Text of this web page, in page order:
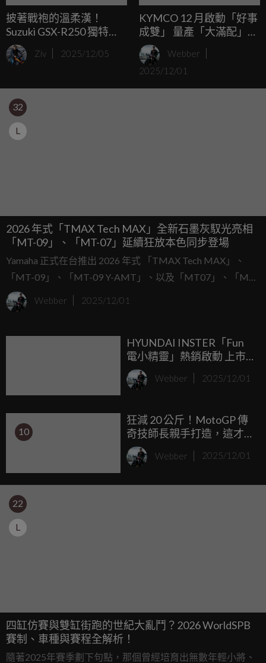
披著戰袍的溫柔漢！
Suzuki GSX-R250 獨特
「雙喉化油器」配置，竟
是為了讓你舒服旅行？
Ziv 2025/12/05
KYMCO 12 月啟動「好事
成雙」 量產「大滿配」新
武器「新 K1 特仕版」
Webber
2025/12/01
32
L
2026 年式「TMAX Tech MAX」全新石墨灰馭光亮相
「MT-09」、「MT-07」延續狂放本色同步登場
Yamaha 正式在台推出 2026 年式 「TMAX Tech MAX」、
「MT-09」、「MT-09 Y-AMT」、以及「MT07」、「MT-
07 Y-AMT」全新年式同步上市。自 12 月 3 日起，於全台
YMS 重機旗艦店展開預購。
Webber 2025/12/01
HYUNDAI INSTER「Fun
電小精靈」熱銷啟動 上市
收單突破200張 候車期約
3個月
Webber 2025/12/01
10
狂減 20 公斤！MotoGP 傳
奇技師長親手打造，這才
是 Ténéré 700 的「完全
體」
Webber 2025/12/01
22
L
四缸仿賽與雙缸街跑的世紀大亂鬥？2026 WorldSPB
賽制、車種與賽程全解析！
隨著2025年賽季劃下句點，那個曾經培育出無數年輕小將、